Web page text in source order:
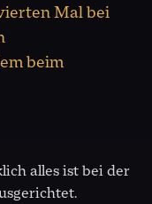
Mal bei
beim
alles ist bei der